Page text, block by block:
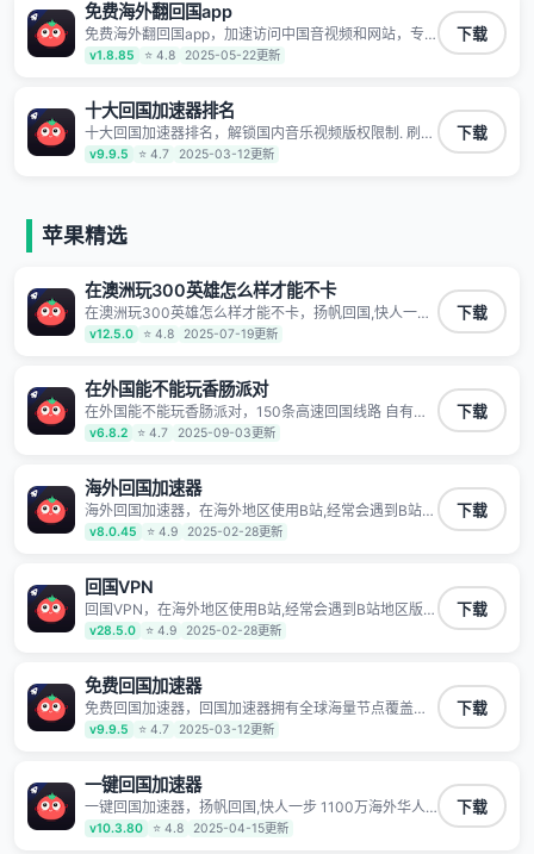
免费海外翻回国app
免费海外翻回国app，加速访问中国音视频和网站，专
业回国加速器，帮你加速访问优酷、bilibili、腾讯视频、
爱奇艺等，加速国服游戏，例如原神、阴阳师、和平精
明日方舟、战双帕弥什、sky光·遇、另一个伊甸园等国
内各种服务,回国加速器致力于帮助海外华人和留学生、
港澳台地区用户提供最好的回国游戏和音乐视频加速服
务，可以在海外或港澳台地区流畅加速国服游戏和音视
等主流网站应用解除限制，带你穿梭加速回国。目前已
有上百万用户，用户整体好评95%以上，一对一在线客
v1.8.85 ⭐ 4.8 2025-05-22更新
下载
十大回国加速器排名
十大回国加速器排名，解锁国内音乐视频版权限制. 刷剧
不卡，高清秒开. 有效降低国服游戏延迟. 提升国内主流
应用访问速度 ; 独创加速黑科技 · 海量边缘. 动态多线. 智
v9.9.5 ⭐ 4.7 2025-03-12更新
下载
苹果精选
在澳洲玩300英雄怎么样才能不卡
在澳洲玩300英雄怎么样才能不卡，扬帆回国,快人一步
1100万海外华人都在用的音乐视频回国加速器 Android
iOS Windows Mac TV VIP 支持多种加速场景 了解更多
讯视频、爱奇艺、哔哩哔哩和优酷视频,在国外也能畅快
追剧!
v12.5.0 ⭐ 4.8 2025-07-19更新
下载
在外国能不能玩香肠派对
在外国能不能玩香肠派对，150条高速回国线路 自有高
速中转节点 无需注册 一键连接 提供高速线路 应用内直
达视频音乐app,快人一步 应用模式 App互不干扰 不间断
不泄露 阻止第三方对数据进行窃取和监听
v6.8.2 ⭐ 4.7 2025-09-03更新
下载
海外回国加速器
海外回国加速器，在海外地区使用B站,经常会遇到B站地
区版权限制/网络IP屏蔽,缓冲卡顿等问题,使用我们的哔
哩哔哩专用回国VPN,可加速解决各类网络问题,一键网络
7*24小时服务。
v8.0.45 ⭐ 4.9 2025-02-28更新
下载
回国VPN
回国VPN，在海外地区使用B站,经常会遇到B站地区版权
限制/网络IP屏蔽,缓冲卡顿等问题,使用我们的哔哩哔哩
专用回国VPN,可加速解决各类网络问题,一键网络回国,
时服务。
v28.5.0 ⭐ 4.9 2025-02-28更新
下载
免费回国加速器
免费回国加速器，回国加速器拥有全球海量节点覆盖，
运营商专线不卡顿超稳定，专为海外华人和留学生打
造，帮助海外华人免除地域限制，随时高速稳定低延迟
v9.9.5 ⭐ 4.7 2025-03-12更新
下载
一键回国加速器
一键回国加速器，扬帆回国,快人一步 1100万海外华人
都在用的音乐视频回国加速器 Android iOS Windows
Mac TV VIP 支持多种加速场景 了解更多 看视频 全球高
v10.3.80 ⭐ 4.8 2025-04-15更新
下载